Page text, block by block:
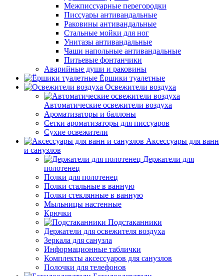
Межписсуарные перегородки
Писсуары антивандальные
Раковины антивандальные
Стальные мойки для ног
Унитазы антивандальные
Чаши напольные антивандальные
Питьевые фонтанчики
Аварийные души и раковины
Ёршики туалетные
Освежители воздуха
Автоматические освежители воздуха
Ароматизаторы и баллоны
Сетки ароматизаторы для писсуаров
Сухие освежители
Аксессуары для ванн
и санузлов
Держатели для
полотенец
Полки для полотенец
Полки стальные в ванную
Полки стеклянные в ванную
Мыльницы настенные
Крючки
Подстаканники
Держатели для освежителя воздуха
Зеркала для санузла
Информационные таблички
Комплекты аксессуаров для санузлов
Полочки для телефонов